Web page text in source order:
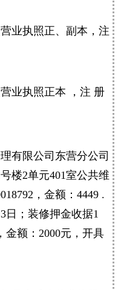
业执照正、副本，注
业执照正本 ，注 册
有限公司东营分公司
楼2单元401室公共维
，金额：4449 .
日；装修押金收据1
金额：2000元，开具